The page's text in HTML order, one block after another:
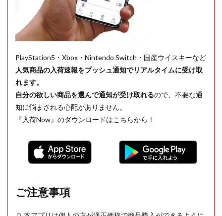
PlayStation5・Xbox・Nintendo Switch・国産ウイスキーなど
人気商品の入荷速報をプッシュ通知でリアルタイムに受け取
れます。
自分の欲しい商品を選んで通知が受け取れるので、不要な通
知に悩まされる心配がありません。
『入荷Now』のダウンロードはこちらから！
ご注意事項